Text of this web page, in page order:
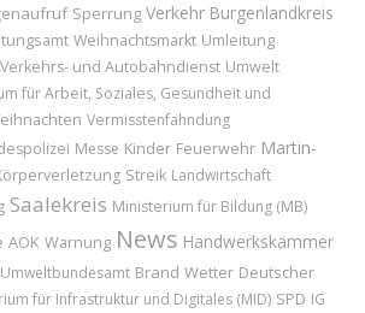
Sperrung Verkehr Burgenlandkreis
Weihnachtsmarkt Umleitung
und Autobahndienst Umwelt
für Arbeit, Soziales, Gesundheit und
Vermisstenfahndung
Messe Kinder Feuerwehr Martin-
Streik Landwirtschaft
Saalekreis Ministerium für Bildung (MB)
AOK Warnung News Handwerkskammer
Umweltbundesamt Brand Wetter Deutscher
für Infrastruktur und Digitales (MID) SPD IG